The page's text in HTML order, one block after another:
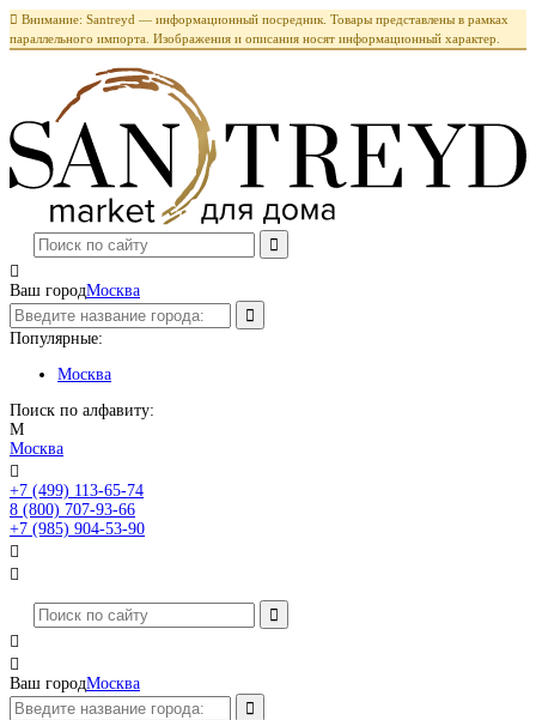
 Внимание: Santreyd — информационный посредник. Товары представлены в рамках
параллельного импорта. Изображения и описания носят информационный характер.

Ваш городМосква
Популярные:
Москва
Поиск по алфавиту:
М
Москва

+7 (499) 113-65-74
8 (800) 707-93-66
+7 (985) 904-53-90




Ваш городМосква